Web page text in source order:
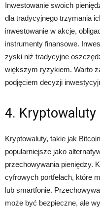
Inwestowanie swoich
dla tradycyjnego trzymania
inwestowanie w akcje,
instrumenty finansowe.
zyski niż tradycyjne
większym ryzykiem. Warto
podjęciem decyzji
4. Kryptowaluty
Kryptowaluty, takie jak
popularniejsze jako
przechowywania pieniędzy.
cyfrowych portfelach, które
lub smartfonie.
może być bezpieczne, ale